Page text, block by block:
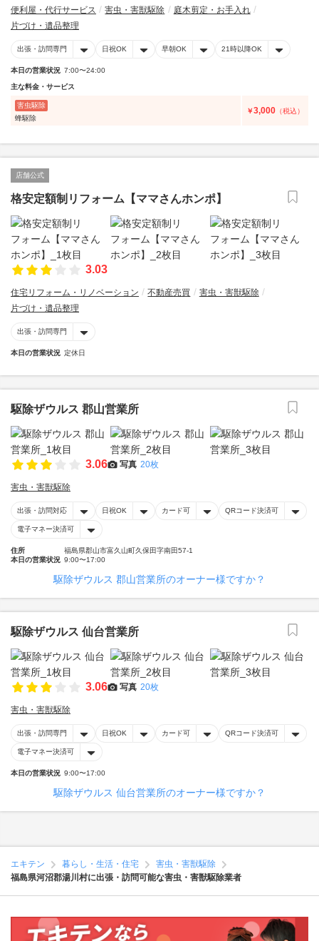
便利屋・代行サービス 害虫・害獣駆除
庭木剪定・お手入れ
片づけ・遺品整理
出張・訪問専門 日祝OK 早朝OK 21時以降OK
本日の営業状況 7:00〜24:00
主な料金・サービス
害虫駆除
蜂駆除
￥3,000 （税込）
店舗公式
格安定額制リフォーム【ママさんホンポ】
3.03
住宅リフォーム・リノベーション 不動産売買
害虫・害獣駆除
片づけ・遺品整理
出張・訪問専門
本日の営業状況 定休日
駆除ザウルス 郡山営業所
3.06 写真 20枚
害虫・害獣駆除
出張・訪問対応 日祝OK カード可 QRコード決済可
電子マネー決済可
住所
福島県郡山市富久山町久保田字南田57-1
本日の営業状況 9:00〜17:00
駆除ザウルス 郡山営業所のオーナー様ですか？
駆除ザウルス 仙台営業所
3.06 写真 20枚
害虫・害獣駆除
出張・訪問専門 日祝OK カード可 QRコード決済可
電子マネー決済可
本日の営業状況 9:00〜17:00
駆除ザウルス 仙台営業所のオーナー様ですか？
エキテン 暮らし・生活・住宅
害虫・害獣駆除
福島県河沼郡湯川村に出張・訪問可能な害虫・害獣駆除業者